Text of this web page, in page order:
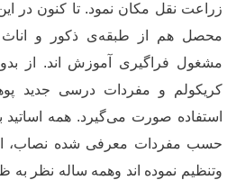
محصل هم از طبقهی ذکور و
مشغول فراگیری آموزش اند. از بدو
کریکولم و مفردات درسی جدید
استفاده صورت میگیرد. همه
حسب مفردات معرفی شده نصاب،
وتنظیم نموده اند وهمه ساله نظر